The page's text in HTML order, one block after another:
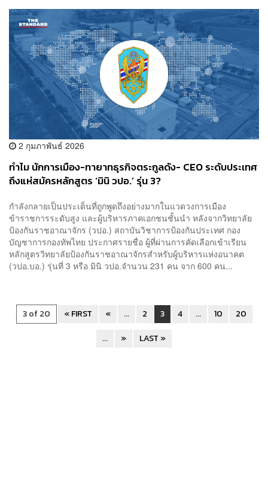
2 กุมภาพันธ์ 2026
ทำไม นักการเมือง-ทายาทธุรกิจตระกูลดัง- CEO ระดับประเทศ
ถึงแห่สมัครหลักสูตร ‘มินิ วปอ.’ รุ่น 3?
กำลังกลายเป็นประเด็นที่ถูกพูดถึงอย่างมากในแวดวงการเมือง
ข้าราชการระดับสูง และผู้บริหารภาคเอกชนชั้นนำ หลังจากวิทยาลัย
ป้องกันราชอาณาจักร (วปอ.) สถาบันวิชาการป้องกันประเทศ กอง
บัญชาการกองทัพไทย ประกาศรายชื่อ ผู้ที่ผ่านการคัดเลือกเข้าเรียน
หลักสูตรวิทยาลัยป้องกันราชอาณาจักรสำหรับผู้บริหารแห่งอนาคต
(วปอ.บอ.) รุ่นที่ 3 หรือ มินิ วปอ.จำนวน 231 คน จาก 600 คน...
3 of 20 « FIRST « ... 2 3 4 ... 10
20
...
» LAST »